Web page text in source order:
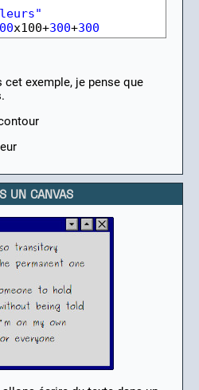
x100+300+300
cet exemple, je pense que
UN CANVAS